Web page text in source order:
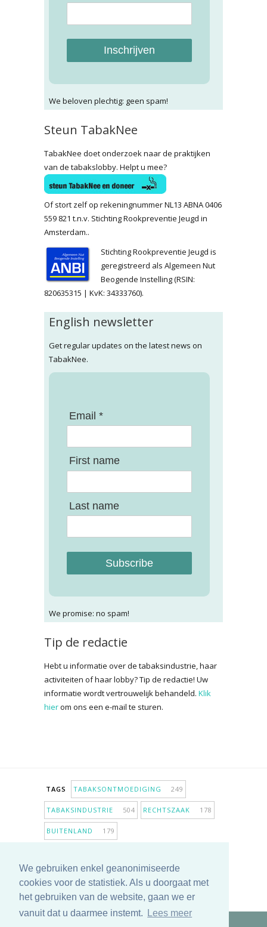
We gebruiken enkel geanonimiseerde
cookies voor de statistiek. Als u doorgaat met
het gebruiken van de website, gaan we er
vanuit dat u daarmee instemt.
Lees meer
Inschrijven
We beloven plechtig: geen spam!
Steun TabakNee
TabakNee doet onderzoek naar de praktijken
van de tabakslobby. Helpt u mee?
Of stort zelf op rekeningnummer NL13 ABNA 0406
559 821 t.n.v. Stichting Rookpreventie Jeugd in
Amsterdam..
Stichting Rookpreventie Jeugd is
geregistreerd als Algemeen Nut
Beogende Instelling (RSIN:
820635315 | KvK: 34333760).
English newsletter
Get regular updates on the latest news on
TabakNee.
Email *
First name
Last name
Subscribe
We promise: no spam!
Tip de redactie
Hebt u informatie over de tabaksindustrie, haar
activiteiten of haar lobby? Tip de redactie! Uw
informatie wordt vertrouwelijk behandeld. Klik
hierom ons een e-mail te sturen.
TAGS TABAKSONTMOEDIGING 249
TABAKSINDUSTRIE 504 RECHTSZAAK 178
BUITENLAND 179
ANTIROOKBELEID307 ONDERZOEK
MEER TAGS TONEN